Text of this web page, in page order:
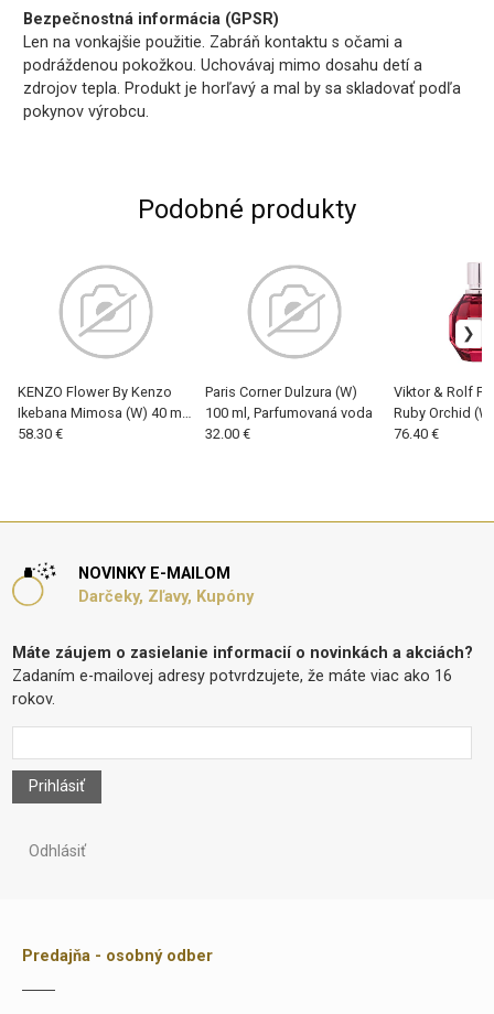
Bezpečnostná informácia (GPSR)
Len na vonkajšie použitie. Zabráň kontaktu s očami a
podráždenou pokožkou. Uchovávaj mimo dosahu detí a
zdrojov tepla. Produkt je horľavý a mal by sa skladovať podľa
pokynov výrobcu.
Podobné produkty
KENZO Flower By Kenzo
Ikebana Mimosa (W) 40 ml,
Parfumovaná voda
58.30 €
Paris Corner Dulzura (W)
100 ml, Parfumovaná voda
32.00 €
Viktor & Rolf
Ruby Orchid
Parfumovaná
76.40 €
NOVINKY E-MAILOM
Darčeky, Zľavy, Kupóny
Máte záujem o zasielanie informacií o novinkách a akciách?
Zadaním e-mailovej adresy potvrdzujete, že máte viac ako 16
rokov.
Prihlásiť
Odhlásiť
Predajňa - osobný odber